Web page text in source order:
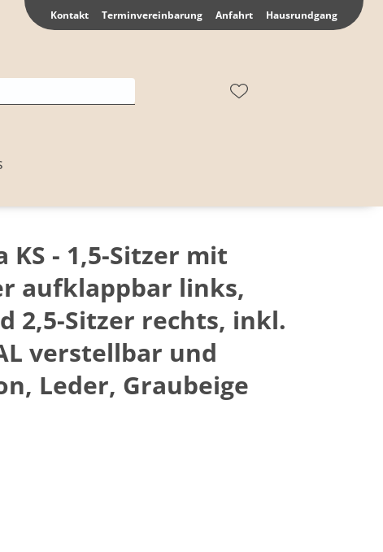
Kontakt Terminvereinbarung Anfahrt Hausrundgang
KS - 1,5-Sitzer mit
aufklappbar links,
2,5-Sitzer rechts, inkl.
verstellbar und
Leder, Graubeige